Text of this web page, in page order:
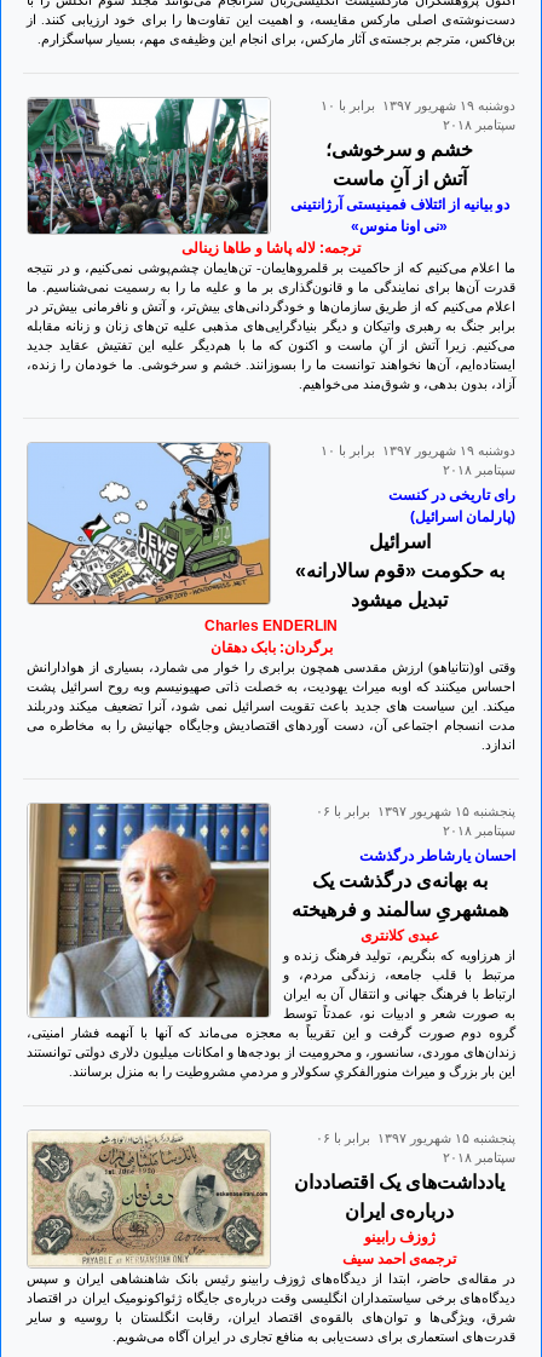
دست‌نوشته‌ی اصلی ماركس مقایسه، و اهمیت این تفاوت‌ها را برای خود ارزیابی كنند. از
بن‌فاكس، مترجم برجسته‌ی آثار ماركس، برای انجام این وظیفه‌ی مهم، بسیار سپاسگزارم.
دوشنبه ۱۹ شهريور ۱۳۹۷ برابر با ۱۰
سپتامبر ۲۰۱۸
خشم و سرخوشی؛
آتش از آنِ ماست
دو بیانیه از ائتلاف فمینیستی آرژانتینی
«نی اونا منوس»
ترجمه: لاله پاشا و طاها زینالی
ما اعلام می‌کنیم که از حاکمیت بر قلمروهایمان- تن‌هایمان چشم‌پوشی نمی‌کنیم، و در نتیجه
قدرت آن‌ها برای نمایندگی ما و قانون‌گذاری بر ما و علیه ما را به رسمیت نمی‌شناسیم. ما
اعلام می‌کنیم که از طریق سازمان‌ها و خودگردانی‌های بیش‌تر، و آتش و نافرمانی بیش‌تر در
برابر جنگ به رهبری واتیکان و دیگر بنیاد‌گرایی‌های مذهبی علیه تن‌های زنان و زنانه مقابله
می‌کنیم. زیرا آتش از آنِ ماست و اکنون که ما با هم‌دیگر علیه این تفتیش عقاید جدید
ایستاده‌ایم، آن‌ها نخواهند توانست ما را بسوزانند. خشم و سرخوشی. ما خودمان را زنده،
آزاد، بدون بدهی، و شوق‌مند می‌خواهیم.
دوشنبه ۱۹ شهريور ۱۳۹۷ برابر با ۱۰
سپتامبر ۲۰۱۸
رای تاریخی در کنست
(پارلمان اسرائیل)
اسرائیل
به حکومت «قوم سالارانه»
تبدیل میشود
Charles ENDERLIN
برگردان: بابک دهقان
وقتی او(نتانیاهو) ارزش مقدسی همچون برابری را خوار می شمارد، بسیاری از هوادارانش
احساس میکنند که اوبه میراث یهودیت، به خصلت ذاتی صهیونیسم وبه روح اسرائیل پشت
میکند. این سیاست های جدید باعث تقویت اسرائیل نمی شود، آنرا تضعیف میکند ودربلند
مدت انسجام اجتماعی آن، دست آوردهای اقتصادیش وجایگاه جهانیش را به مخاطره می
اندازد.
پنجشنبه ۱۵ شهريور ۱۳۹۷ برابر با ۰۶
سپتامبر ۲۰۱۸
احسان یارشاطر درگذشت
به بهانه‌ی درگذشت یک
همشهریِ سالمند و فرهیخته
عبدی کلانتری
از هرزاویه که بنگریم، تولید فرهنگ زنده و
مرتبط با قلب جامعه، زندگی مردم، و
ارتباط با فرهنگ جهانی و انتقال آن به ایران
به صورت شعر و ادبیات نو، عمدتاً توسط
گروه دوم صورت گرفت و این تقریباً به معجزه می‌ماند که آنها با آنهمه فشار امنیتی،
زندان‌های موردی، سانسور، و محرومیت از بودجه‌ها و امکانات میلیون دلاری دولتی توانستند
این بار بزرگ و میراث منورالفکریِ سکولار و مردمیِ مشروطیت را به منزل برسانند.
پنجشنبه ۱۵ شهريور ۱۳۹۷ برابر با ۰۶
سپتامبر ۲۰۱۸
یادداشت‌های یک اقتصاددان
درباره‌ی ایران
ژوزف رابینو
ترجمه‌‌ی احمد سیف
در مقاله‌ی حاضر، ابتدا از دیدگاه‌های ژوزف رابینو رئیس بانک شاهنشاهی ایران و سپس
دیدگاه‌های برخی سیاستمداران انگلیسی وقت درباره‌ی جایگاه ژئواکونومیک ایران در اقتصاد
شرق، ویژگی‌ها و توان‌های بالقوه‌ی اقتصاد ایران، ‌رقابت انگلستان با روسیه و سایر
قدرت‌های استعماری برای دست‌یابی به منافع تجاری در ایران آگاه می‌شویم.